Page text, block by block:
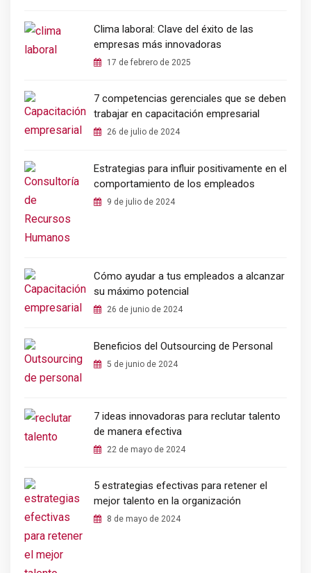
Clima laboral: Clave del éxito de las
empresas más innovadoras
17 de febrero de 2025
7 competencias gerenciales que se deben
trabajar en capacitación empresarial
26 de julio de 2024
Estrategias para influir positivamente en el
comportamiento de los empleados
9 de julio de 2024
Cómo ayudar a tus empleados a alcanzar
su máximo potencial
26 de junio de 2024
Beneficios del Outsourcing de Personal
5 de junio de 2024
7 ideas innovadoras para reclutar talento
de manera efectiva
22 de mayo de 2024
5 estrategias efectivas para retener el
mejor talento en la organización
8 de mayo de 2024